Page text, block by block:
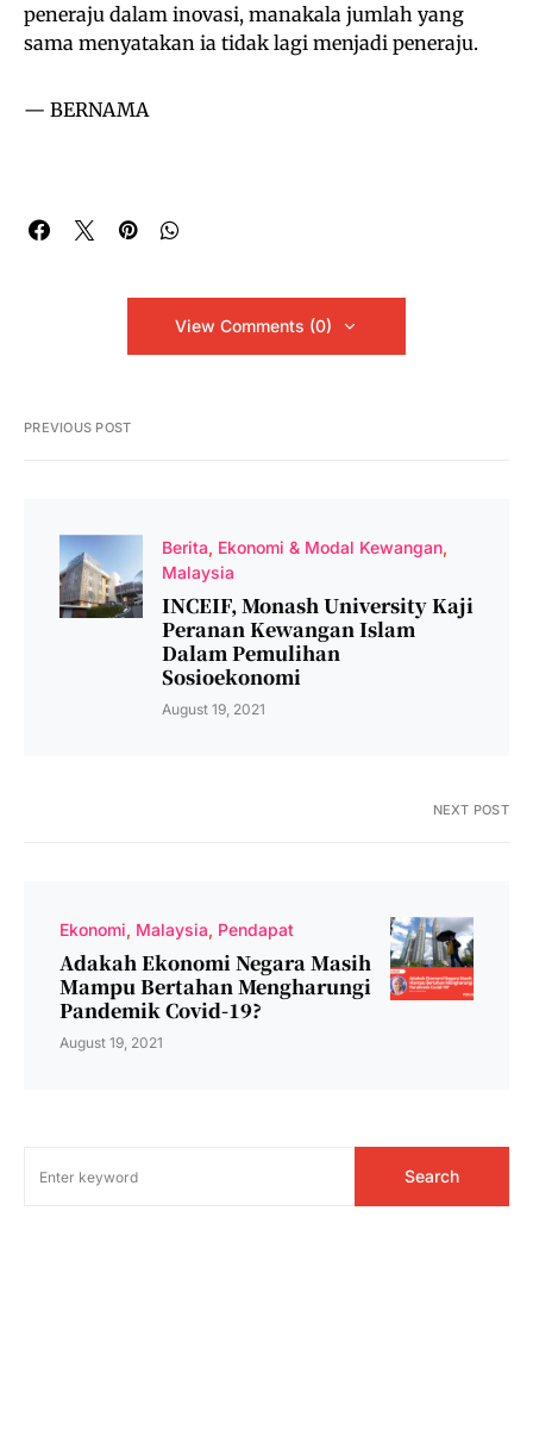
peneraju dalam inovasi, manakala jumlah yang
sama menyatakan ia tidak lagi menjadi peneraju.
— BERNAMA
View Comments (0)
PREVIOUS POST
Berita Ekonomi & Modal Kewangan
Malaysia
INCEIF, Monash University Kaji
Peranan Kewangan Islam
Dalam Pemulihan
Sosioekonomi
August 19, 2021
NEXT POST
Ekonomi Malaysia Pendapat
Adakah Ekonomi Negara Masih
Mampu Bertahan Mengharungi
Pandemik Covid-19?
August 19, 2021
Search